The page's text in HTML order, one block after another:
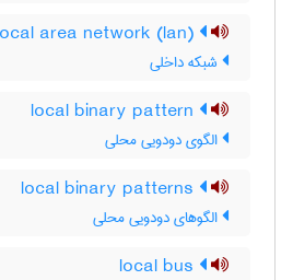
شبکه داخلی
الگوی دودویی محلی
الگوهای دودویی محلی